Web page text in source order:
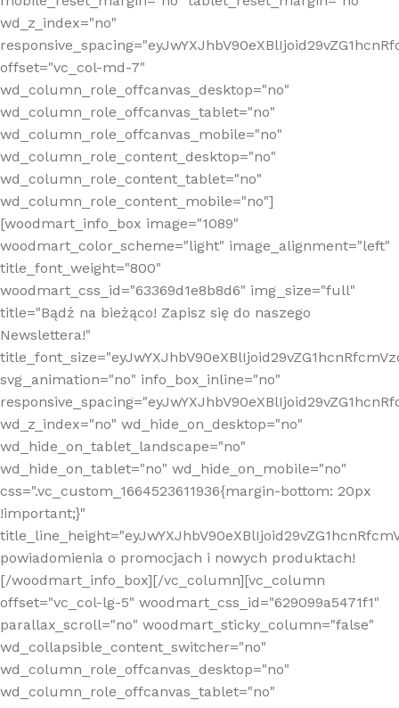
wd_z_index="no"
offset="vc_col-md-7"
wd_column_role_offcanvas_desktop="no"
wd_column_role_offcanvas_tablet="no"
wd_column_role_offcanvas_mobile="no"
wd_column_role_content_desktop="no"
wd_column_role_content_tablet="no"
wd_column_role_content_mobile="no"]
[woodmart_info_box image="1089"
woodmart_color_scheme="light" image_alignment="left"
title_font_weight="800"
woodmart_css_id="63369d1e8b8d6" img_size="full"
title="Bądź na bieżąco! Zapisz się do naszego
Newslettera!"
svg_animation="no" info_box_inline="no"
wd_z_index="no" wd_hide_on_desktop="no"
wd_hide_on_tablet_landscape="no"
wd_hide_on_tablet="no" wd_hide_on_mobile="no"
css=".vc_custom_1664523611936{margin-bottom: 20px
!important;}"
powiadomienia o promocjach i nowych produktach!
[/woodmart_info_box][/vc_column][vc_column
offset="vc_col-lg-5" woodmart_css_id="629099a5471f1"
parallax_scroll="no" woodmart_sticky_column="false"
wd_collapsible_content_switcher="no"
wd_column_role_offcanvas_desktop="no"
wd_column_role_offcanvas_tablet="no"